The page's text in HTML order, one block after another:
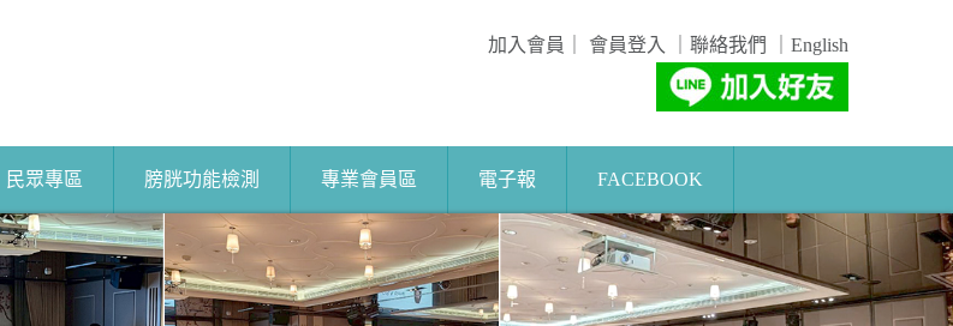
加入會員 會員登入 聯絡我們 English
民眾專區 膀胱功能檢測 專業會員區 電子報 FACEBOOK